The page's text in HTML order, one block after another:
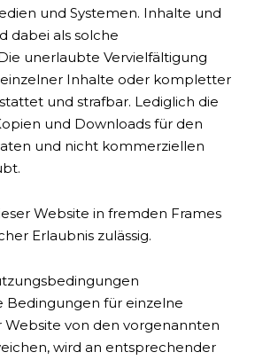
und Systemen. Inhalte und
dabei als solche
unerlaubte Vervielfältigung
Inhalte oder kompletter
und strafbar. Lediglich die
und Downloads für den
und nicht kommerziellen
Website in fremden Frames
Erlaubnis zulässig.
Bedingungen für einzelne
Website von den vorgenannten
wird an entsprechender